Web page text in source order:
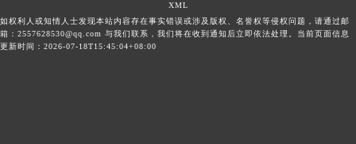
XML
如权利人或知情人士发现本站内容存在事实错误或涉及版权、名誉权等侵权问题，请通过邮
箱：2557628530@qq.com 与我们联系，我们将在收到通知后立即依法处理。当前页面信息
更新时间：2026-07-18T15:45:04+08:00